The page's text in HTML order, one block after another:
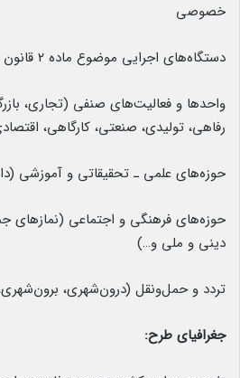
خصوصی
دستگاه­‌های اجرایی موضوع ماده ۲ قانون مدیریت بحران
واحدها و فعالیت‌های صنفی (تجاری،
رفاهی، تولیدی، صنعتی، کارگاهی،
حوزه‌های علمی ـ تحقیقاتی و آموزشی
حوزه­‌های فرهنگی و اجتماعی (نمازهای
دینی و ملی و…)
تردد و حمل‌ونقل (درون‌شهری،
جغرافیای طرح: